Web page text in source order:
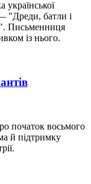
"Дреди, батли і
Письменниця
із нього.
початок восьмого
й підтримку